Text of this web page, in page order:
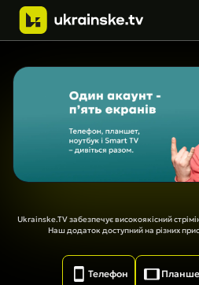
Ukrainske.TV забезпечує високоякісний
Наш додаток доступний на різних
Телефон